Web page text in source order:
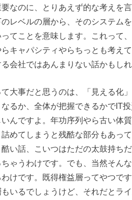
なのに、とりあえず的な考えを
のレベルの層から、そのシステム
ってことを意味します。これって
キャパシティやらちっとも考え
会社ではあんまりない話かもしれ
て大事だと思うのは、「見える化
なるか、全体が把握できるかでIT
んですよ。年功序列やら古い体
詰めてしまうと残酷な部分もあっ
い話、こいつはただの太鼓持ち
ちゃうわけです。でも、当然そん
わけです。既得権益層ってやつで
いるでしょうけど、それだとラ